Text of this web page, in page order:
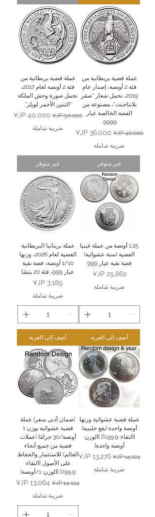
عملة فضية بريطانية من
فئة 2 أونصة، إصدار عام
2019، تحمل شعار "صقر
بلانتاجنت"، مصنوعة من
الفضة الخالصة عيار
9999.
سعر عادي‏40,000 JP¥ سعر البيع
ضريبة شاملة
غير متوفر
عملة فضية بريطانية من
فئة 2 أونصة لعام 2017،
تحمل صورة وحش الملكة
"التنين الأحمر لويلز".
سعر عادي‏50,000 JP¥ سعر البيع
ضريبة شاملة
غير متوفر
1.25 أونصة من عملة غينيا
الفضية (سنة عشوائية)
فضة نقية عيار 999
السعر‏25,862 JP¥
ضريبة شاملة
أضِف إلى العربة
عملة بريتانيا البريطانية
الفضية لعام 2026، وزنها
1/10 أونصة، فضة نقية
عيار 999، فئة 20 بنسًا
السعر
ضريبة شاملة
أضِف إلى العربة
عملة فضية عشوائية وزنها
أونصة واحدة (بقع حليبية)
[النقاء: 99.9%] [الوزن:
أونصة واحدة]
سعر عادي‏14,124 JP¥ سعر البيع‏13,276 JP¥
ضريبة شاملة
[ضمان أدنى سعر] عملة
فضية عشوائية بوزن 1
أونصة/30 جرامًا (عملات
فضية من جميع أنحاء
العالم) للاستثمار والحفاظ
على الأصول [النقاء:
99.9٪] [الوزن: 1/أونصة]
سعر عادي سعر البيع
ضريبة شاملة